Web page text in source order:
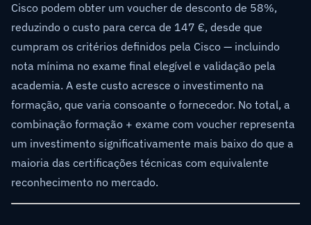
Cisco podem obter um voucher de desconto de 58%,
reduzindo o custo para cerca de 147 €, desde que
cumpram os critérios definidos pela Cisco — incluindo
nota mínima no exame final elegível e validação pela
academia. A este custo acresce o investimento na
formação, que varia consoante o fornecedor. No total, a
combinação formação + exame com voucher representa
um investimento significativamente mais baixo do que a
maioria das certificações técnicas com equivalente
reconhecimento no mercado.